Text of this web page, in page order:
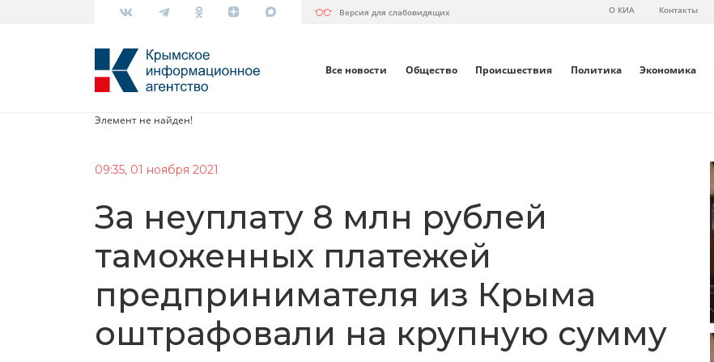
Версия для слабовидящих О КИА Контакты
Все новости Общество Происшествия Политика Экономика
Элемент не найден!
09:35, 01 ноября 2021
За неуплату 8 млн рублей
таможенных платежей
предпринимателя из Крыма
оштрафовали на крупную сумму